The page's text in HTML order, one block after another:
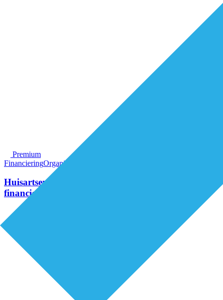
Premium
FinancieringOrganisatie van zorg
Huisartsentarieven: één discussie, twee
financieringssporen